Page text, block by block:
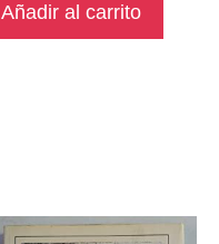
Añadir al carrito